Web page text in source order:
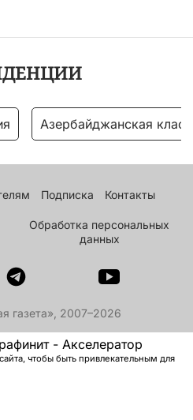
Азербайджанская
Подписка Контакты
Обработка персональных
данных
газета», 2007–2026
- Акселератор
чтобы быть привлекательным для